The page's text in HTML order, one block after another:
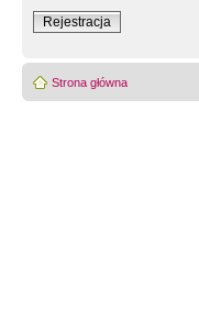
Rejestracja
Strona główna